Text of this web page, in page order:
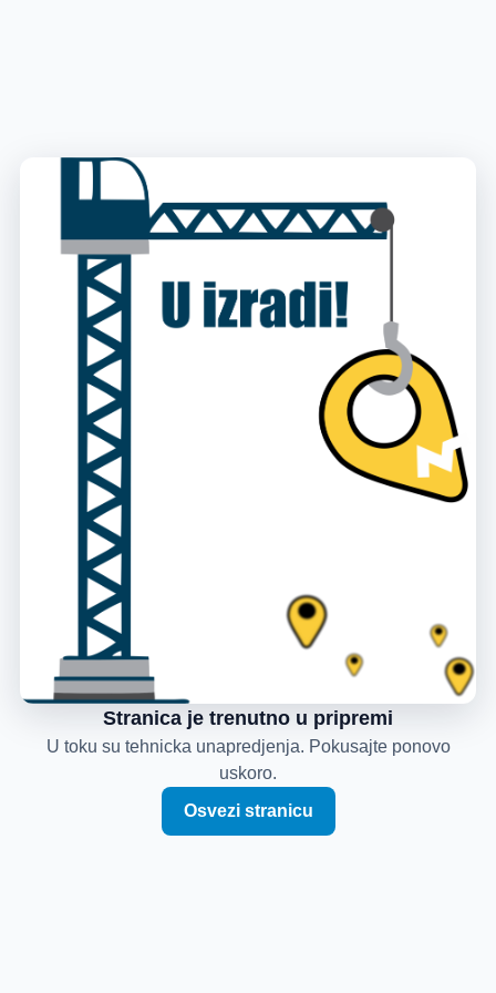
Stranica je trenutno u pripremi
U toku su tehnicka unapredjenja. Pokusajte ponovo
uskoro.
Osvezi stranicu